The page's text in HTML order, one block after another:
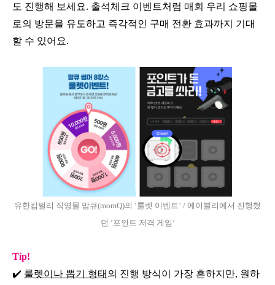
도 진행해 보세요. 출석체크 이벤트처럼 매회 우리 쇼핑몰
로의 방문을 유도하고 즉각적인 구매 전환 효과까지 기대
할 수 있어요.
유한킴벌리 직영몰 맘큐(momQ)의 ‘룰렛 이벤트’ / 에이블리에서 진행했
던 ‘포인트 저격 게임’
Tip!
✔️ 룰렛이나 뽑기 형태 의 진행 방식이 가장 흔하지만, 원하